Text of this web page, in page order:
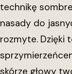
technikę
nasady do
rozmyte. Dzięki
skórze głowy